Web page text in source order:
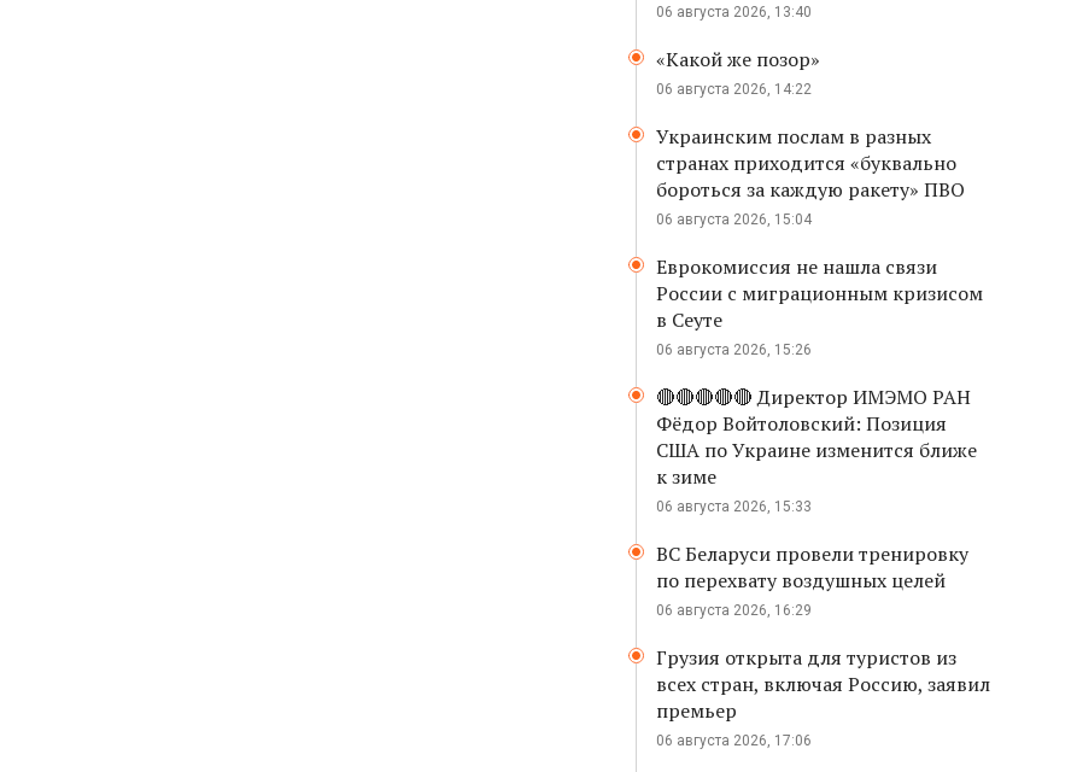
06 августа 2026, 13:40
«Какой же позор»
06 августа 2026, 14:22
Украинским послам в разных
странах приходится «буквально
бороться за каждую ракету» ПВО
06 августа 2026, 15:04
Еврокомиссия не нашла связи
России с миграционным кризисом
в Сеуте
06 августа 2026, 15:26
🔴🔴🔴🔴🔴 Директор ИМЭМО РАН
Фёдор Войтоловский: Позиция
США по Украине изменится ближе
к зиме
06 августа 2026, 15:33
ВС Беларуси провели тренировку
по перехвату воздушных целей
06 августа 2026, 16:29
Грузия открыта для туристов из
всех стран, включая Россию, заявил
премьер
06 августа 2026, 17:06